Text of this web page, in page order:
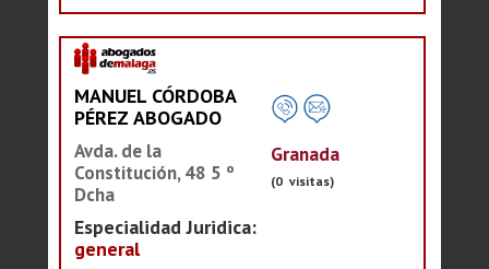
MANUEL CÓRDOBA
PÉREZ ABOGADO
Avda. de la
Constitución, 48 5 º
Dcha
Especialidad Juridica:
general
Granada
(0 visitas)